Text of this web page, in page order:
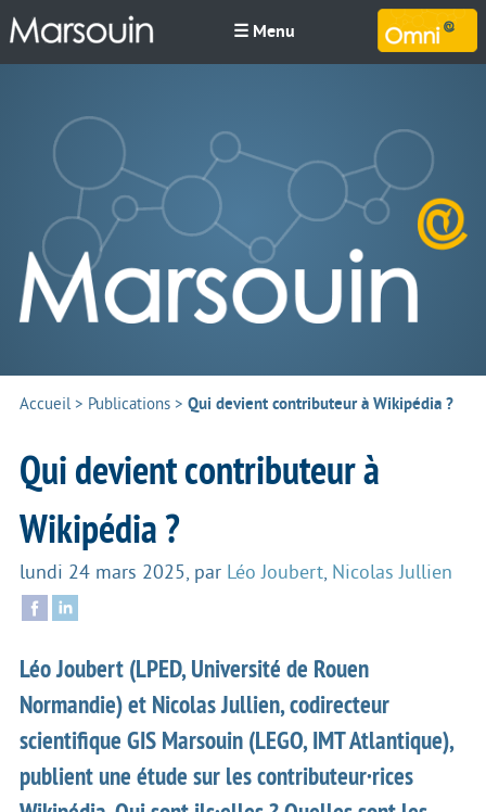
☰ Menu
Accueil> Publications > Qui devient contributeur à Wikipédia ?
Qui devient contributeur à
Wikipédia ?
lundi 24 mars 2025, par Léo Joubert, Nicolas Jullien
Léo Joubert (LPED, Université de Rouen
Normandie) et Nicolas Jullien, codirecteur
scientifique GIS Marsouin (LEGO, IMT Atlantique),
publient une étude sur les contributeur·rices